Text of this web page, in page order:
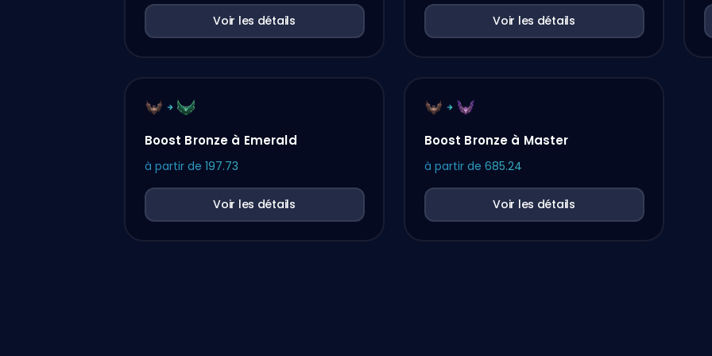
Voir les détails Voir les détails
Boost Bronze à Emerald
à partir de 197.73
Voir les détails
Boost Bronze à Master
à partir de 685.24
Voir les détails